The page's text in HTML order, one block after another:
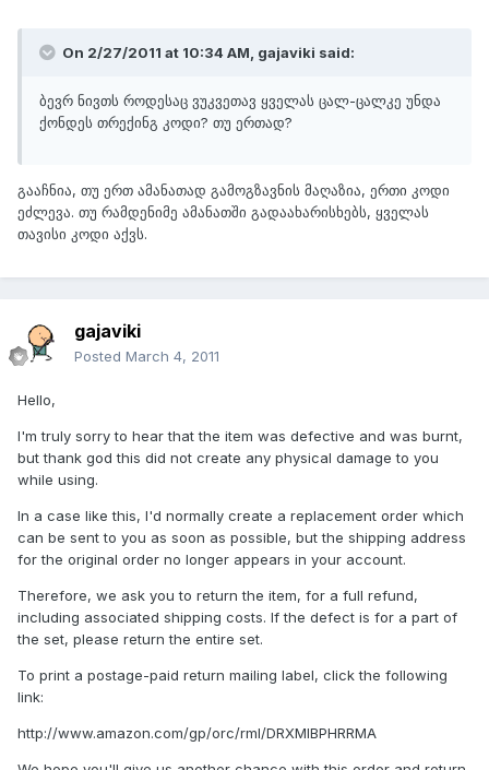
On 2/27/2011 at 10:34 AM, gajaviki said:
ბევრ ნივთს როდესაც ვუკვეთავ ყველას ცალ-ცალკე უნდა
ქონდეს თრექინგ კოდი? თუ ერთად?
გააჩნია, თუ ერთ ამანათად გამოგზავნის მაღაზია, ერთი კოდი
ეძლევა. თუ რამდენიმე ამანათში გადაახარისხებს, ყველას
თავისი კოდი აქვს.
gajaviki
Posted March 4, 2011
Hello,
I'm truly sorry to hear that the item was defective and was burnt,
but thank god this did not create any physical damage to you
while using.
In a case like this, I'd normally create a replacement order which
can be sent to you as soon as possible, but the shipping address
for the original order no longer appears in your account.
Therefore, we ask you to return the item, for a full refund,
including associated shipping costs. If the defect is for a part of
the set, please return the entire set.
To print a postage-paid return mailing label, click the following
link:
http://www.amazon.com/gp/orc/rml/DRXMlBPHRRMA